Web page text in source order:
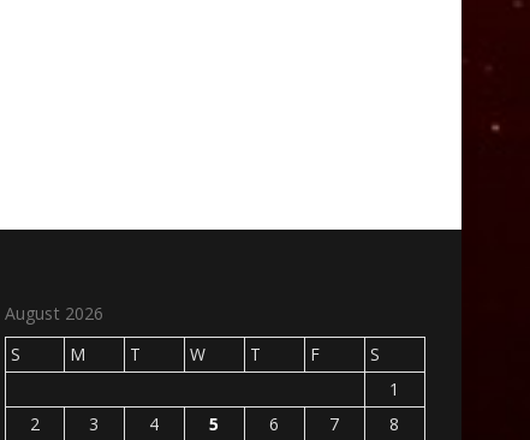
August 2026
S
M T W T F
S
1
2
3 4 5 6 7 8